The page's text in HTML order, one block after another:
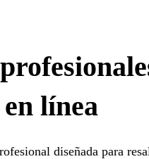
línea
diseñada para